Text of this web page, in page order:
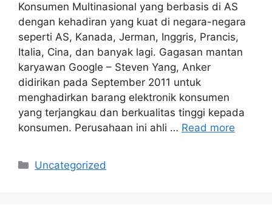
Konsumen Multinasional yang berbasis di AS
dengan kehadiran yang kuat di negara-negara
seperti AS, Kanada, Jerman, Inggris, Prancis,
Italia, Cina, dan banyak lagi. Gagasan mantan
karyawan Google – Steven Yang, Anker
didirikan pada September 2011 untuk
menghadirkan barang elektronik konsumen
yang terjangkau dan berkualitas tinggi kepada
konsumen. Perusahaan ini ahli … Read more
Categories
Uncategorized